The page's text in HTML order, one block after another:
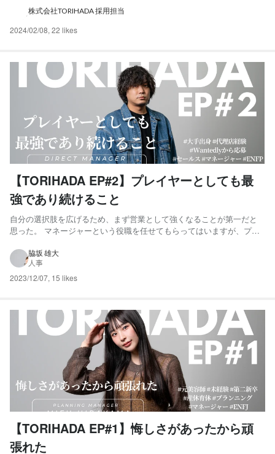
伺いました！！ 参加者プロフィール 中村 都 現在：PPP STUDIO
ContentsDivision...
株式会社TORIHADA 採用担当
2024/02/08, 22 likes
【TORIHADA EP#2】プレイヤーとしても最
強であり続けること
自分の選択肢を広げるため、まず営業として強くなることが第一だと
思った。 マネージャーという役職を任せてもらってはいますが、プレ
ー像でもあるので。 現状でもメンバーそれぞれ凄まじい角度で成長を
していますが、どれだけ成長しても、それを上回る成長をしていたい...
脇坂 雄大
人事
2023/12/07, 15 likes
【TORIHADA EP#1】悔しさがあったから頑
張れた